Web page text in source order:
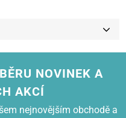
ochrany a elegance.
NOVINEK A
AKCÍ
nejnovějším obchodě a